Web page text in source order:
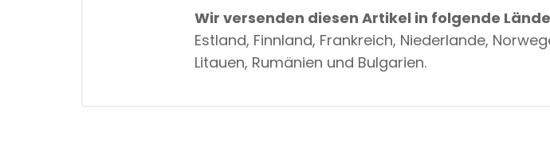
Wir versenden diesen Artikel in folgende
Estland, Finnland, Frankreich, Niederlande,
Litauen, Rumänien und Bulgarien.